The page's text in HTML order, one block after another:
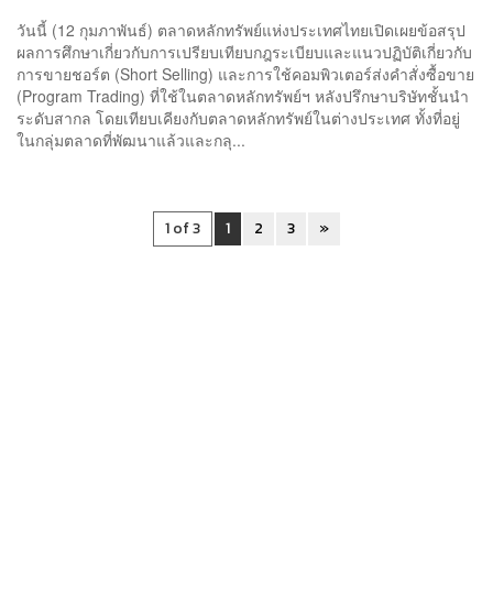
วันนี้ (12 กุมภาพันธ์) ตลาดหลักทรัพย์แห่งประเทศไทยเปิดเผยข้อสรุป
ผลการศึกษาเกี่ยวกับการเปรียบเทียบกฎระเบียบและแนวปฏิบัติเกี่ยวกับ
การขายชอร์ต (Short Selling) และการใช้คอมพิวเตอร์ส่งคำสั่งซื้อขาย
(Program Trading) ที่ใช้ในตลาดหลักทรัพย์ฯ หลังปรึกษาบริษัทชั้นนำ
ระดับสากล โดยเทียบเคียงกับตลาดหลักทรัพย์ในต่างประเทศ ทั้งที่อยู่
ในกลุ่มตลาดที่พัฒนาแล้วและกลุ...
1 of 3 1 2 3 »